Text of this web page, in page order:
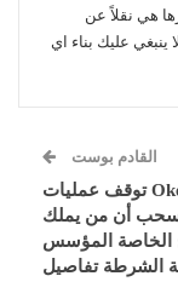
هي نقلاً عن
ينبغي عليك بناء اي
القادم بوست
منصة Okex توقف عمليات
أن من يملك
الخاصة المؤسس
الشرطة تفاصيل